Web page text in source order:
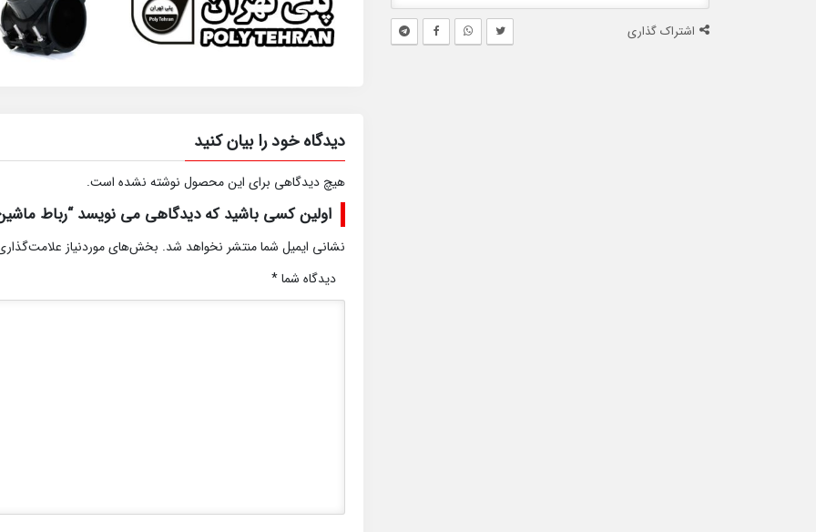
اشتراک گذاری
دیدگاه خود را بیان کنید
هیچ دیدگاهی برای این محصول نوشته نشده است.
اولین کسی باشید که دیدگاهی می نویسد “رباط
نشانی ایمیل شما منتشر نخواهد شد. بخش‌های موردنیاز
دیدگاه شما*